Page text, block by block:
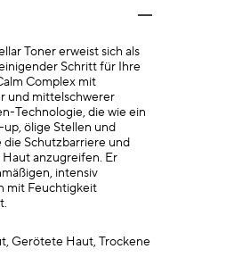
Toner erweist sich als
Schritt für Ihre
Complex mit
und mittelschwerer
Technologie, die wie ein
ölige Stellen und
Schutzbarriere und
anzugreifen. Er
intensiv
mit Feuchtigkeit
Gerötete Haut, Trockene